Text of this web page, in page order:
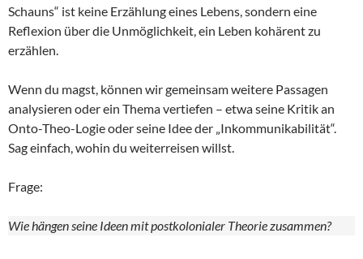
Schauns“ ist keine Erzählung eines Lebens, sondern eine
Reflexion über die Unmöglichkeit, ein Leben kohärent zu
erzählen.
Wenn du magst, können wir gemeinsam weitere Passagen
analysieren oder ein Thema vertiefen – etwa seine Kritik an
Onto-Theo-Logie oder seine Idee der „Inkommunikabilität“.
Sag einfach, wohin du weiterreisen willst.
Frage:
Wie hängen seine Ideen mit postkolonialer Theorie zusammen?